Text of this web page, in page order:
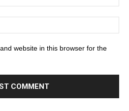
website in this browser for the